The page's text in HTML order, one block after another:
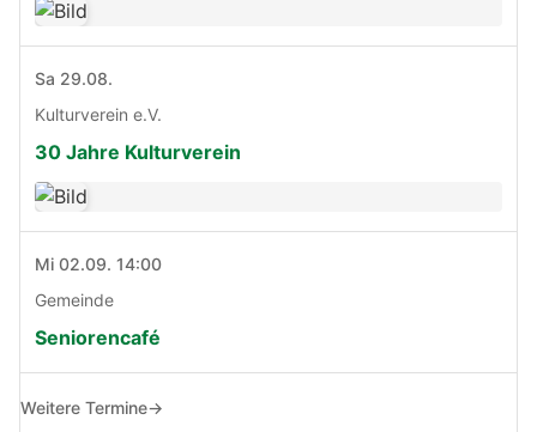
Sa 29.08.
Kulturverein e.V.
30 Jahre Kulturverein
Mi 02.09. 14:00
Gemeinde
Seniorencafé
Weitere Termine→